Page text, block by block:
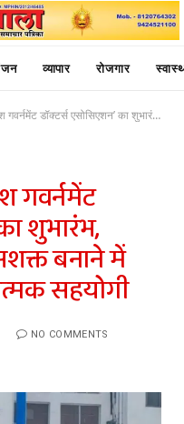
व्यापार रोजगार
का शुभारंभ, स्वास्थ्य व्यवस्था को सशक्त बनाने में शासन का बनेगा रचनात्मक सहयोगी
गवर्नमेंट
शुभारंभ,
बनाने में
सहयोगी
NO COMMENTS